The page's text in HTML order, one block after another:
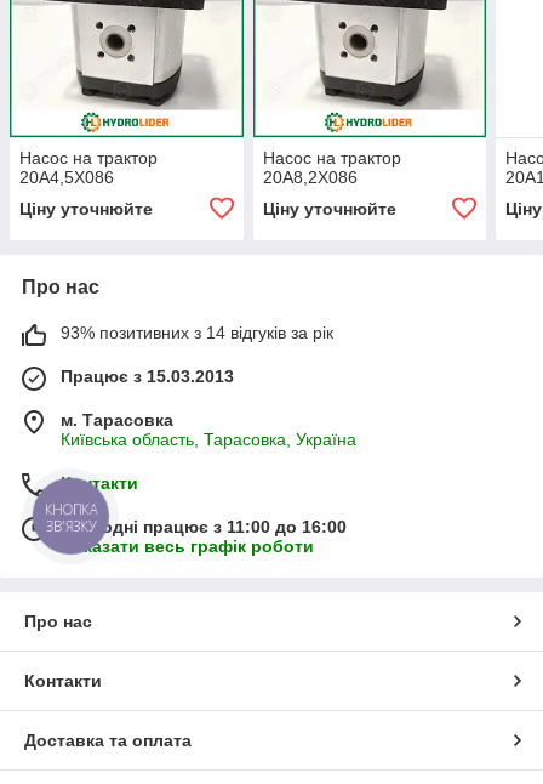
Насос на трактор
20A4,5X086
Ціну уточнюйте
Насос на трактор
20A8,2X086
Ціну уточнюйте
Про нас
93% позитивних з 14 відгуків за рік
Працює з 15.03.2013
м. Тарасовка
Київська область, Тарасовка, Україна
Контакти
Сьогодні працює з 11:00 до 16:00
Показати весь графік роботи
Про нас
Контакти
Доставка та оплата
КНОПКА
ЗВ'ЯЗКУ